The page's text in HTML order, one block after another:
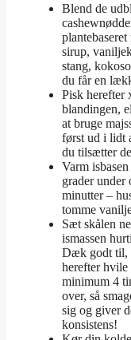
Blend de
sirup,
stang,
du får en
Pisk herefter
blandingen,
at bruge
først ud i lidt
du tilsætter
Varm
grader
minutter –
tomme
Sæt skålen
ismassen
Dæk godt til,
herefter hvile
minimum 4
over, så
sig og giver
konsistens!